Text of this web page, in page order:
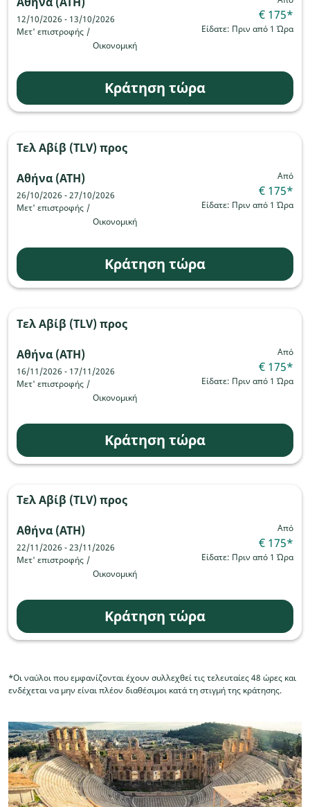
12/10/2026 - 13/10/2026
Μετ' επιστροφής /
Οικονομική
€ 175*
Είδατε: Πριν από 1 Ώρα
Κράτηση τώρα
Τελ Αβίβ (TLV)προς
Αθήνα (ATH)
26/10/2026 - 27/10/2026
Μετ' επιστροφής /
Οικονομική
Από
€ 175*
Είδατε: Πριν από 1 Ώρα
Κράτηση τώρα
Τελ Αβίβ (TLV)προς
Αθήνα (ATH)
16/11/2026 - 17/11/2026
Μετ' επιστροφής /
Οικονομική
Από
€ 175*
Είδατε: Πριν από 1 Ώρα
Κράτηση τώρα
Τελ Αβίβ (TLV)προς
Αθήνα (ATH)
22/11/2026 - 23/11/2026
Μετ' επιστροφής /
Οικονομική
Από
€ 175*
Είδατε: Πριν από 1 Ώρα
Κράτηση τώρα
*Οι ναύλοι που εμφανίζονται έχουν συλλεχθεί τις τελευταίες 48 ώρες και
ενδέχεται να μην είναι πλέον διαθέσιμοι κατά τη στιγμή της κράτησης.